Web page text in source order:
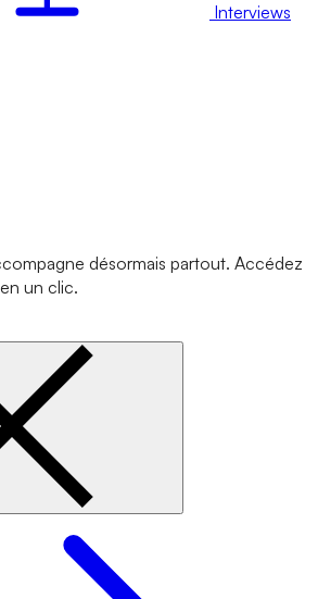
Interviews
désormais partout. Accédez
un clic.